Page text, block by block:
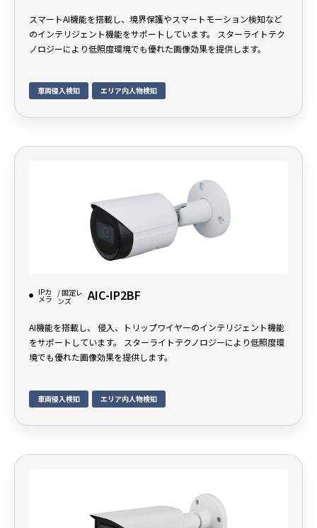
スマートAI機能を搭載し、境界保護やスマートモーション検知など
のインテリジェント機能をサポートしています。 スターライトテク
ノロジーにより低照度環境でも優れた画像効果を提供します。
車両侵入検知 エリア内人物検知
IPカ
メラ
/ 固定レ
ンズ
AIC-IP2BF
AI機能を搭載し、 侵入、トリップワイヤーのインテリジェント機能
をサポートしています。 スターライトテクノロジーにより低照度環
境でも優れた画像効果を提供します。
車両侵入検知 エリア内人物検知